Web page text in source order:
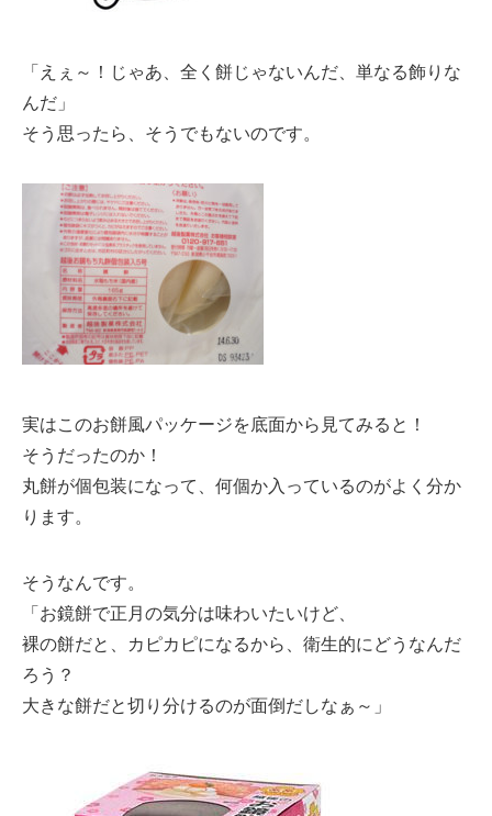
「えぇ～！じゃあ、全く餅じゃないんだ、単なる飾りな
んだ」
そう思ったら、そうでもないのです。
実はこのお餅風パッケージを底面から見てみると！
そうだったのか！
丸餅が個包装になって、何個か入っているのがよく分か
ります。
そうなんです。
「お鏡餅で正月の気分は味わいたいけど、
裸の餅だと、カピカピになるから、衛生的にどうなんだ
ろう？
大きな餅だと切り分けるのが面倒だしなぁ～」